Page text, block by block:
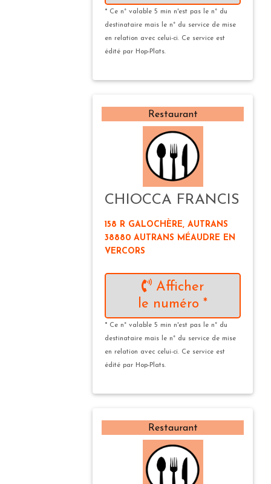
* Ce n° valable 5 min n'est pas le n° du
destinataire mais le n° du service de mise
en relation avec celui-ci. Ce service est
édité par Hop-Plats.
Restaurant
CHIOCCA FRANCIS
158 R GALOCHÈRE, AUTRANS
38880 AUTRANS MÉAUDRE EN
VERCORS
Afficher
le numéro *
* Ce n° valable 5 min n'est pas le n° du
destinataire mais le n° du service de mise
en relation avec celui-ci. Ce service est
édité par Hop-Plats.
Restaurant